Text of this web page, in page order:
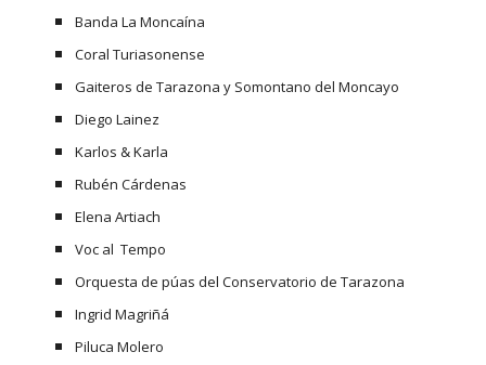
Banda La Moncaína
Coral Turiasonense
Gaiteros de Tarazona y Somontano del Moncayo
Diego Lainez
Karlos & Karla
Rubén Cárdenas
Elena Artiach
Voc al  Tempo
Orquesta de púas del Conservatorio de Tarazona
Ingrid Magriñá
Piluca Molero